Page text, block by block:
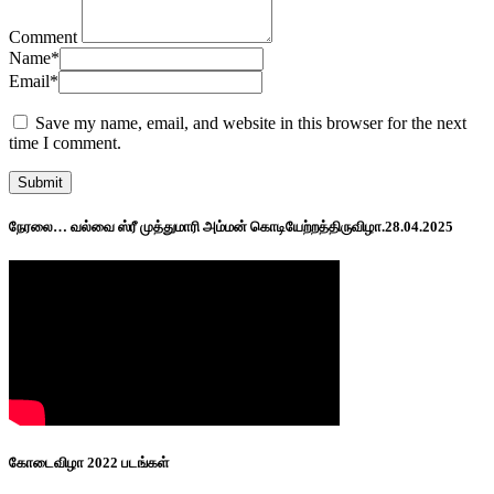
Comment
Name*
Email*
Save my name, email, and website in this browser for the next
time I comment.
நேரலை… வல்வை ஸ்ரீ முத்துமாரி அம்மன் கொடியேற்றத்திருவிழா.28.04.2025
கோடைவிழா 2022 படங்கள்